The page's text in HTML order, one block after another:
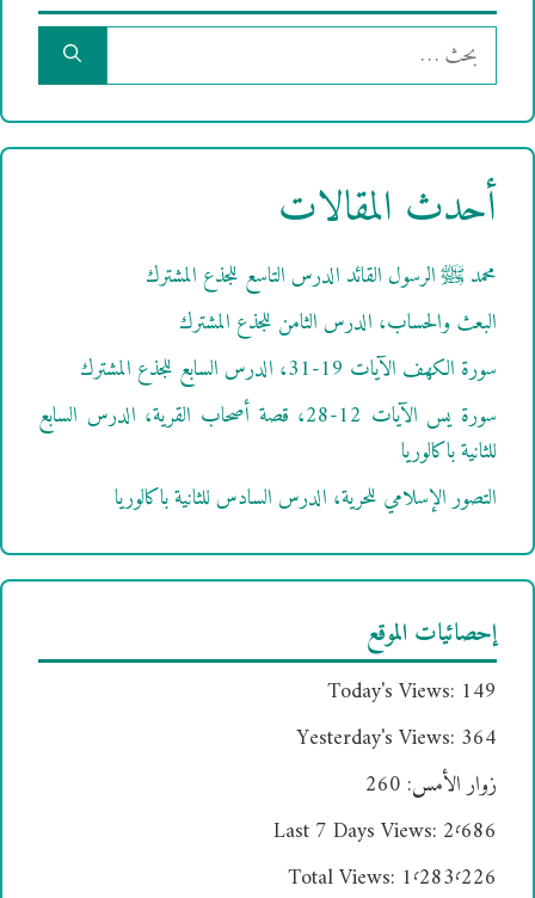
البحث
عن:
أحدث المقالات
محمد ﷺ الرسول القائد الدرس التاسع للجذع المشترك
البعث والحساب، الدرس الثامن للجذع المشترك
سورة الكهف الآيات 19-31، الدرس السابع للجذع المشترك
سورة يس الآيات 12-28، قصة أصحاب القرية، الدرس السابع
للثانية باكالوريا
التصور الإسلامي للحرية، الدرس السادس للثانية باكالوريا
إحصائيات الموقع
Today's Views: 149
Yesterday's Views: 364
زوار الأمس: 260
Last 7 Days Views: 2٬686
Total Views: 1٬283٬226